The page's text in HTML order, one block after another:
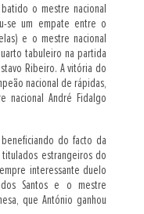
o mestre nacional
se um empate entre o
e o mestre nacional
tabuleiro na partida
Ribeiro. A vitória do
nacional de rápidas,
nacional André Fidalgo
do facto da
estrangeiros do
interessante duelo
Santos e o mestre
que António ganhou